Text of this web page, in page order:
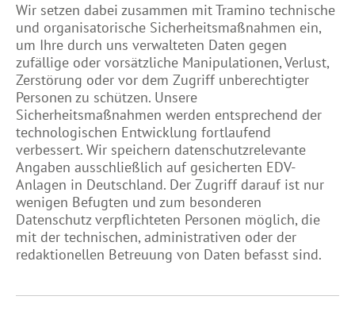
Wir setzen dabei zusammen mit Tramino technische
und organisatorische Sicherheitsmaßnahmen ein,
um Ihre durch uns verwalteten Daten gegen
zufällige oder vorsätzliche Manipulationen, Verlust,
Zerstörung oder vor dem Zugriff unberechtigter
Personen zu schützen. Unsere
Sicherheitsmaßnahmen werden entsprechend der
technologischen Entwicklung fortlaufend
verbessert. Wir speichern datenschutzrelevante
Angaben ausschließlich auf gesicherten EDV-
Anlagen in Deutschland. Der Zugriff darauf ist nur
wenigen Befugten und zum besonderen
Datenschutz verpflichteten Personen möglich, die
mit der technischen, administrativen oder der
redaktionellen Betreuung von Daten befasst sind.